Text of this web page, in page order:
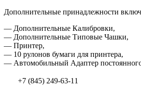
Дополнительные принадлежности
— Дополнительные Калибровки,
— Дополнительные Типовые Чашки,
— Принтер,
— 10 рулонов бумаги для принтера,
— Автомобильный Адаптер
+7 (845) 249-63-11